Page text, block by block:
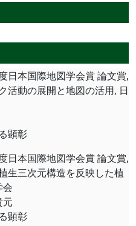
日本国際地図学会賞 論文賞,
活動の展開と地図の活用, 日
顕彰
日本国際地図学会賞 論文賞,
生三次元構造を反映した植
会
元
顕彰